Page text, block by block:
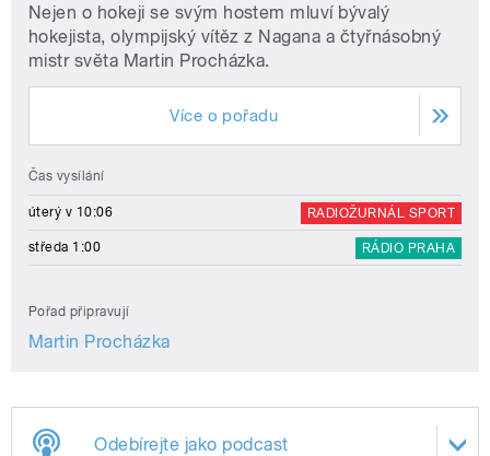
Nejen o hokeji se svým hostem mluví bývalý
hokejista, olympijský vítěz z Nagana a čtyřnásobný
mistr světa Martin Procházka.
Více o pořadu
Čas vysílání
úterý v 10:06 RADIOŽURNÁL SPORT
středa 1:00 RÁDIO PRAHA
Pořad připravují
Martin Procházka
Odebírejte jako podcast